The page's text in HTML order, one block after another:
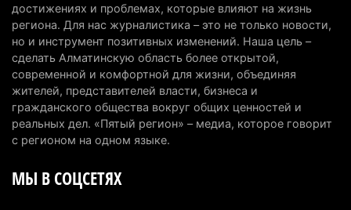
Казахстанцы назвали доход, при котором не
считают себя бедными
6 августа 2026 г. 09:52 164
Пожар в Аксайском ущелье под Алматы
полностью ликвидирован спустя три дня
6 августа 2026 г. 08:51 236
в Алматинской области
достижениях и проблемах, которые влияют на жизнь
региона. Для нас журналистика – это не только новости,
но и инструмент позитивных изменений. Наша цель –
сделать Алматинскую область более открытой,
современной и комфортной для жизни, объединяя
жителей, представителей власти, бизнеса и
гражданского общества вокруг общих ценностей и
реальных дел. «Пятый регион» – медиа, которое говорит
с регионом на одном языке.
МЫ В СОЦСЕТЯХ